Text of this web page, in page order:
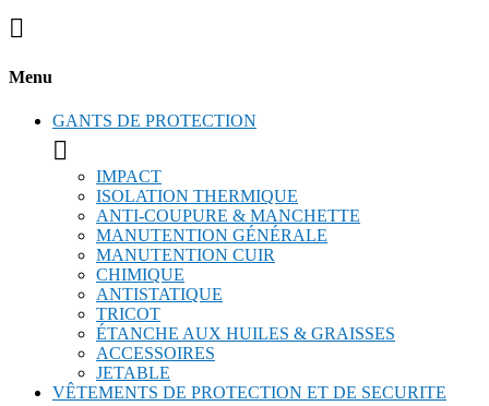

Menu
GANTS DE PROTECTION

IMPACT
ISOLATION THERMIQUE
ANTI-COUPURE & MANCHETTE
MANUTENTION GÉNÉRALE
MANUTENTION CUIR
CHIMIQUE
ANTISTATIQUE
TRICOT
ÉTANCHE AUX HUILES & GRAISSES
ACCESSOIRES
JETABLE
VÊTEMENTS DE PROTECTION ET DE SECURITE